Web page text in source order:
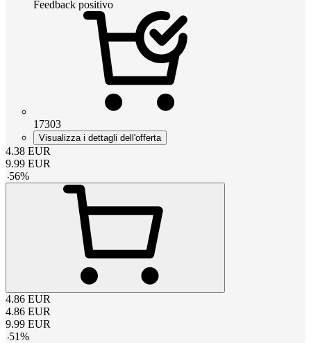
Feedback positivo
17303
Visualizza i dettagli dell'offerta
4.38 EUR
9.99 EUR
-56%
4.86 EUR
4.86 EUR
9.99 EUR
-51%